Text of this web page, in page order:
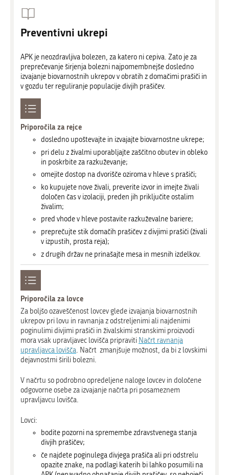
Preventivni ukrepi
APK je neozdravljiva bolezen, za katero ni cepiva. Zato je za
preprečevanje širjenja bolezni najpomembnejše dosledno
izvajanje biovarnostnih ukrepov v obratih z domačimi prašiči in
v gozdu ter reguliranje populacije divjih prašičev.
Priporočila za rejce
dosledno upoštevajte in izvajajte biovarnostne ukrepe;
pri delu z živalmi uporabljajte zaščitno obutev in obleko
in poskrbite za razkuževanje;
omejite dostop na dvorišče oziroma v hleve s prašiči;
ko kupujete nove živali, preverite izvor in imejte živali
določen čas v izolaciji, preden jih priključite ostalim
živalim;
pred vhode v hleve postavite razkuževalne bariere;
preprečujte stik domačih prašičev z divjimi prašiči (živali
v izpustih, prosta reja);
z drugih držav ne prinašajte mesa in mesnih izdelkov.
Priporočila za lovce
Za boljšo ozaveščenost lovcev glede izvajanja biovarnostnih
ukrepov pri lovu in ravnanja z odstreljenimi ali najdenimi
poginulimi divjimi prašiči in živalskimi stranskimi proizvodi
mora vsak upravljavec lovišča pripraviti Načrt ravnanja
upravljavca lovišča. Načrt zmanjšuje možnost, da bi z lovskimi
dejavnostmi širili bolezni.
V načrtu so podrobno opredeljene naloge lovcev in določene
odgovorne osebe za izvajanje načrta pri posameznem
upravljavcu lovišča.
Lovci:
bodite pozorni na spremembe zdravstvenega stanja
divjih prašičev;
če najdete poginulega divjega prašiča ali pri odstrelu
opazite znake, na podlagi katerih bi lahko posumili na